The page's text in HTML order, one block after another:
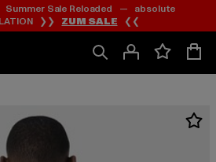
Zum
Inhalt
springen
Zum
Fußzeile
springen
Sale Reloaded — absolute
❯❯ ZUM SALE ❮❮